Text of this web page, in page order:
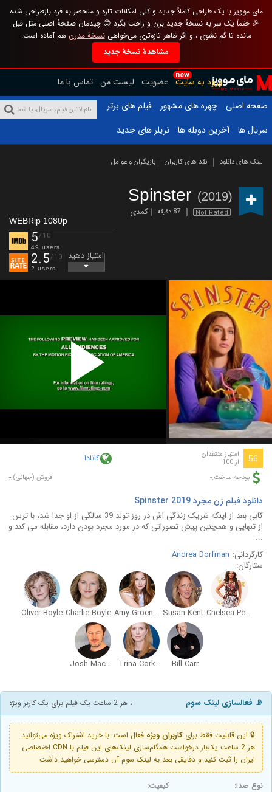
مای موویز با یک طراحی کاملاً جدید و کلی امکانات تازه و منحصر به فرد بازطراحی شده
🎉 حتماً یک سر به نسخهٔ جدید بزن و راحت بگرد 😊 چیدمان صفحهٔ اصلی مثل قبل
مانده تا گم نشوی ، و اگر ظاهر تازه‌تری می‌خواهینسخهٔ مدرن هم آماده است.
مشاهدهٔ نسخهٔ جدید
new
ورود به سایت عضویت لیست من تماس با ما
صفحه اصلی
چهره های مشهور
فیلم های برتر
سریال ها
آخرین دوبله ها تریلر های جدید
لینک های دانلود نقد های کاربران بازیگران و عوامل
Spinster (2019)
Not Rated 87 دقیقه کمدی
WEBRip 1080p
5/10
49 users
2.5/10
2 users
امتیاز دهید
Play
Video
56 امتیاز منتقدان
از 100 کانادا
بودجه ساخت:- فروش (جهانی):-
دانلود فیلم زن مجرد Spinster 2019
گابی بعد از اینکه شریک زندگی اش در روز تولد 39 سالگی از او جدا شد، با ترس
از تنهایی و همچنین پیش تصوراتی که در مورد مجرد بودن دارد، مقابله می کند و
...
کارگردانی: Andrea Dorfman
ستارگان:
Chelsea Peretti
Susan Kent
Amy Groening
Charlie Boyle
Oliver Boyle
Bill Carr
Trina Corkum
Josh MacDonald
📡 فعالسازی لینک سوم ، هر 2 ساعت یک فیلم برای یک کاربر ویژه
🔒 این قابلیت فقط برای کاربران ویژه فعال است. با خرید اشتراک ویژه می‌توانید
هر 2 ساعت یک‌بار درخواست همگام‌سازی لینک‌های این فیلم با CDN اختصاصی
ایران را ثبت کنید و دقایقی بعد به لینک سوم آن دسترسی خواهید داشت
نوع صدا: کیفیت: